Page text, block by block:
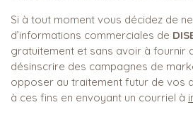
Si à tout moment vous décidez de
d’informations commerciales de
gratuitement et sans avoir à fournir
désinscrire des campagnes de
opposer au traitement futur de vos
à ces fins en envoyant un courriel à